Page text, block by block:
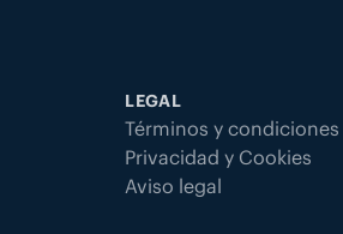
LEGAL
Términos y condiciones
Privacidad y Cookies
Aviso legal